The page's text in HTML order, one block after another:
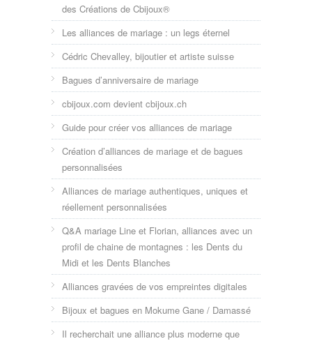
des Créations de Cbijoux®
Les alliances de mariage : un legs éternel
Cédric Chevalley, bijoutier et artiste suisse
Bagues d’anniversaire de mariage
cbijoux.com devient cbijoux.ch
Guide pour créer vos alliances de mariage
Création d’alliances de mariage et de bagues
personnalisées
Alliances de mariage authentiques, uniques et
réellement personnalisées
Q&A mariage Line et Florian, alliances avec un
profil de chaine de montagnes : les Dents du
Midi et les Dents Blanches
Alliances gravées de vos empreintes digitales
Bijoux et bagues en Mokume Gane / Damassé
Il recherchait une alliance plus moderne que